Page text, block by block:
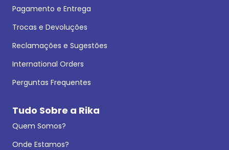
Pagamento e Entrega
Trocas e Devoluções
Reclamações e Sugestões
International Orders
Perguntas Frequentes
Tudo Sobre a Rika
Quem Somos?
Onde Estamos?